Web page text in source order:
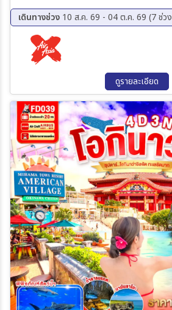
+ พักออนเซน 1 คืน
เดินทางช่วง 10 ส.ค. 69 - 04 ต.ค. 69 (7 ช่ว
10 ส.ค. 69 - 14 ส.ค. 69
21 ส
29 ส.ค. 69 - 02 ก.ย. 69
05
12 ก.ย. 69 - 16 ก.ย. 69
19 ก
ดูรายละเอียด